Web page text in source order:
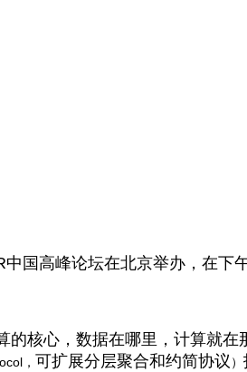
中国高峰论坛在北京举办，在下
的核心，数据在哪里，计算就
， 可扩展分层聚合和约简协议 ）